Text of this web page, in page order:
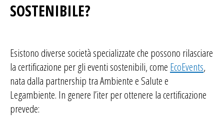
SOSTENIBILE?
Esistono diverse società specializzate che possono rilasciare
la certificazione per gli eventi sostenibili, come EcoEvents,
nata dalla partnership tra Ambiente e Salute e
Legambiente. In genere l’iter per ottenere la certificazione
prevede: